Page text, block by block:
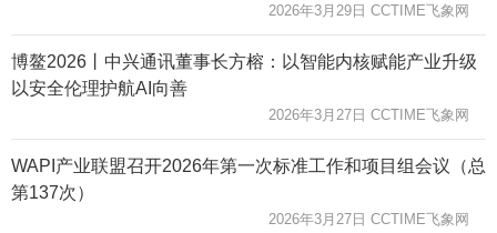
2026年3月29日 CCTIME飞象网
博鳌2026丨中兴通讯董事长方榕：以智能内核赋能产业升级
以安全伦理护航AI向善
2026年3月27日 CCTIME飞象网
WAPI产业联盟召开2026年第一次标准工作和项目组会议（总
第137次）
2026年3月27日 CCTIME飞象网